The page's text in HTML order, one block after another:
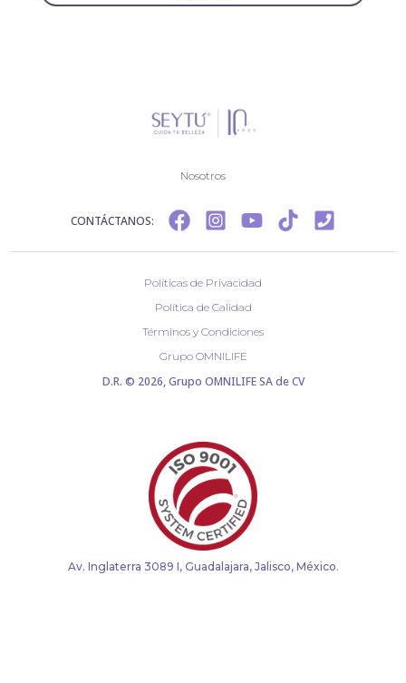
Nosotros
CONTÁCTANOS:
Políticas de Privacidad
Política de Calidad
Términos y Condiciones
Grupo OMNILIFE
D.R. © 2026, Grupo OMNILIFE SA de CV
Av. Inglaterra 3089 I, Guadalajara, Jalisco, México.